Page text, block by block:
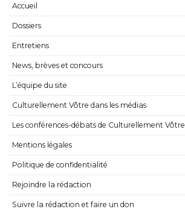
Accueil
Dossiers
Entretiens
News, brèves et concours
L’équipe du site
Culturellement Vôtre dans les médias
Les conférences-débats de Culturellement Vôtre
Mentions légales
Politique de confidentialité
Rejoindre la rédaction
Suivre la rédaction et faire un don